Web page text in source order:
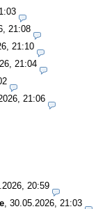
21:08
21:10
21:04
21:06
20:59
30.05.2026, 21:03